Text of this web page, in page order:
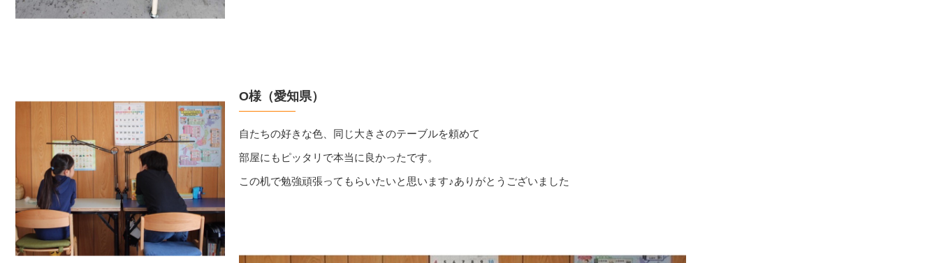
O様（愛知県）
自たちの好きな色、同じ大きさのテーブルを頼めて
部屋にもピッタリで本当に良かったです。
この机で勉強頑張ってもらいたいと思います♪ありがとうございました